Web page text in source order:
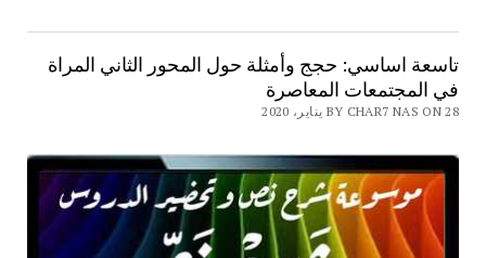
تاسعة اساسي: حجج وأمثلة حول المحور الثاني المراة
في المجتمعات المعاصرة
BY CHAR7 NAS ON 28 يناير، 2020